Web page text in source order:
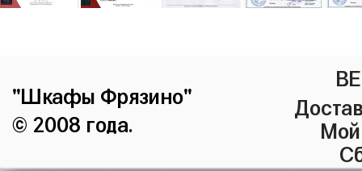
"Шкафы Фрязино"
© 2008 года.